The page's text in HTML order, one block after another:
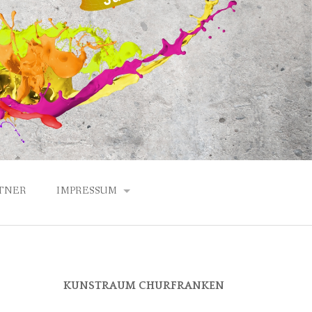
IMPRESSUM
DATENSCHUTZERKLÄRUNG
KUNSTRAUM CHURFRANKEN